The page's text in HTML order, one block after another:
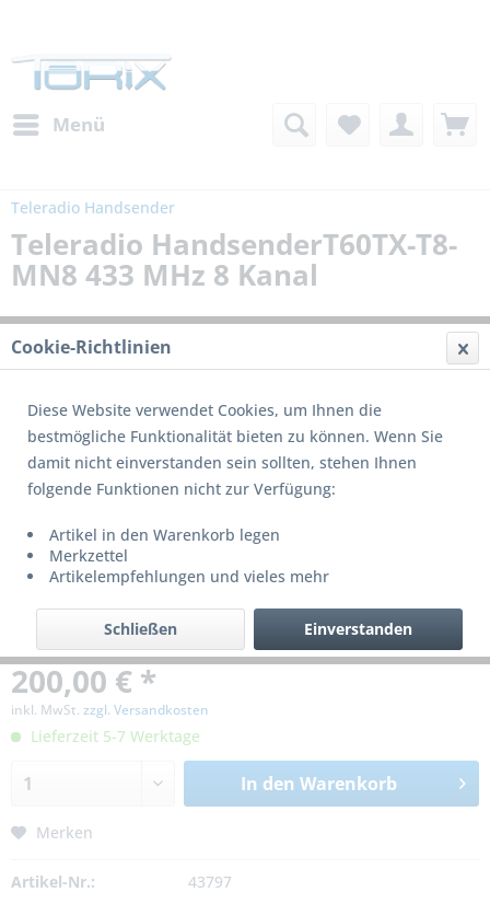
Menü
Teleradio Handsender
Teleradio HandsenderT60TX-T8-
MN8 433 MHz 8 Kanal
200,00 € *
inkl. MwSt. zzgl. Versandkosten
Lieferzeit 5-7 Werktage
In den Warenkorb
Merken
Artikel-Nr.: 43797
Cookie-Richtlinien
Diese Website verwendet Cookies, um Ihnen die
bestmögliche Funktionalität bieten zu können. Wenn Sie
damit nicht einverstanden sein sollten, stehen Ihnen
folgende Funktionen nicht zur Verfügung:
Artikel in den Warenkorb legen
Merkzettel
Artikelempfehlungen und vieles mehr
Einverstanden
Schließen